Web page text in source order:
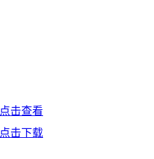
点击查看
点击下载